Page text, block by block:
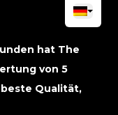
hat The
von 5
Qualität,